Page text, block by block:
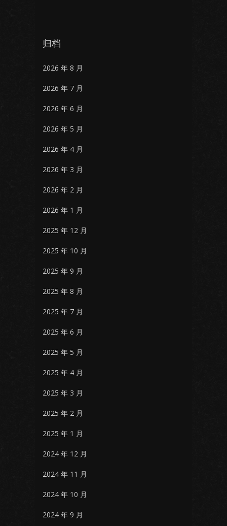
归档
2026 年 8 月
2026 年 7 月
2026 年 6 月
2026 年 5 月
2026 年 4 月
2026 年 3 月
2026 年 2 月
2026 年 1 月
2025 年 12 月
2025 年 10 月
2025 年 9 月
2025 年 8 月
2025 年 7 月
2025 年 6 月
2025 年 5 月
2025 年 4 月
2025 年 3 月
2025 年 2 月
2025 年 1 月
2024 年 12 月
2024 年 11 月
2024 年 10 月
2024 年 9 月